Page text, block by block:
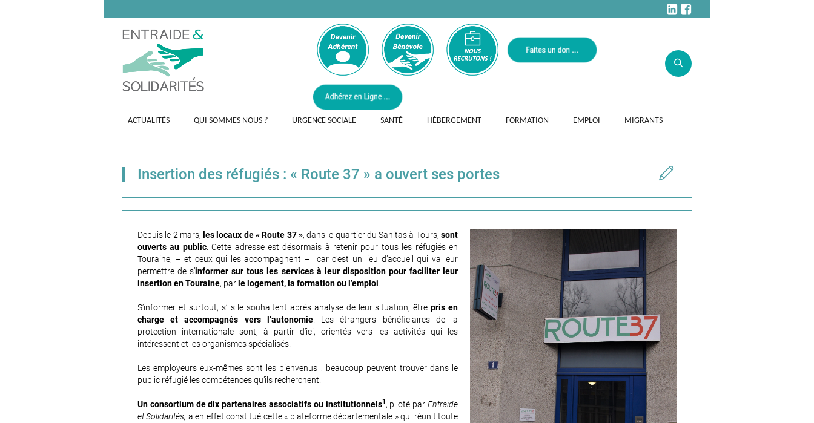
ACTUALITÉS QUI SOMMES NOUS ? URGENCE SOCIALE SANTÉ HÉBERGEMENT FORMATION EMPLOI MIGRANTS
Insertion des réfugiés : « Route 37 » a ouvert ses portes
Depuis le 2 mars, les locaux de « Route 37 », dans le quartier du Sanitas à Tours,sont
ouverts au public. Cette adresse est désormais à retenir pour tous les réfugiés en
Touraine, – et ceux qui les accompagnent – car c’est un lieu d’accueil qui va leur
permettre de s’informer sur tous les services à leur disposition pour faciliter leur
insertion en Touraine, par le logement, la formation ou l’emploi
S’informer et surtout, s’ils le souhaitent après analyse de leur situation, êtrepris en
charge et accompagnés vers l’autonomie. Les étrangers bénéficiaires de la
protection internationale sont, à partir d’ici, orientés vers les activités qui les
intéressent et les organismes spécialisés.
Les employeurs eux-mêmes sont les bienvenus : beaucoup peuvent trouver dans le
public réfugié les compétences qu’ils recherchent.
Un consortium de dix partenaires associatifs ou institutionnels1 , piloté parEntraide
et Solidarités, a en effet constitué cette « plateforme départementale » qui réunit toute